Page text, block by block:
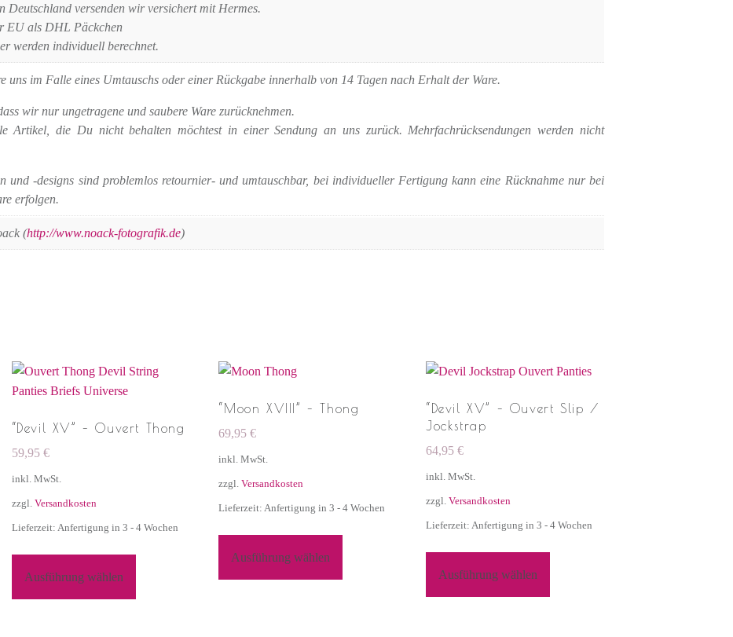
Deutschland versenden wir versichert mit Hermes.
EU als DHL Päckchen
werden individuell berechnet.
uns im Falle eines Umtauschs oder einer Rückgabe innerhalb von 14 Tagen nach Erhalt der Ware.
wir nur ungetragene und saubere Ware zurücknehmen.
Artikel, die Du nicht behalten möchtest in einer Sendung an uns zurück. Mehrfachrücksendungen werden nicht
und -designs sind problemlos retournier- und umtauschbar, bei individueller Fertigung kann eine Rücknahme nur bei
erfolgen.
(http://www.noack-fotografik.de)
“Devil XV” – Ouvert Thong
59,95 €
inkl. MwSt.
zzgl. Versandkosten
Lieferzeit: Anfertigung in 3 - 4 Wochen
Ausführung wählen
“Moon XVIII” – Thong
69,95€
inkl. MwSt.
zzgl.Versandkosten
Lieferzeit: Anfertigung in 3 - 4 Wochen
Ausführung wählen
“Devil XV” – Ouvert Slip /
Jockstrap
64,95 €
inkl. MwSt.
zzgl. Versandkosten
Lieferzeit: Anfertigung in 3 - 4 Wochen
Ausführung wählen